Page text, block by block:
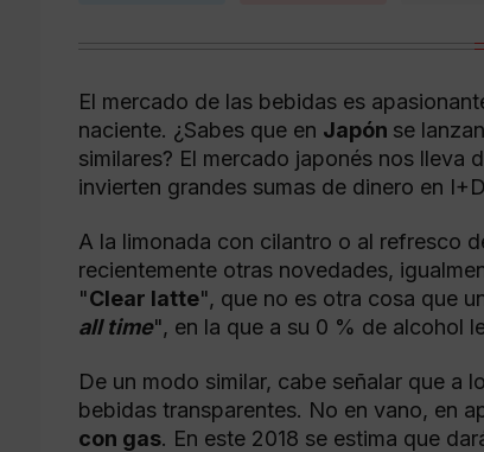
El mercado de las bebidas es
naciente. ¿Sabes que en Japón se
similares? El mercado japonés nos lleva
invierten grandes sumas de dinero en
A la limonada con cilantro o al refresco
recientemente otras novedades,
"Clear latte", que no es otra cosa que
all time", en la que a su 0 % de alcohol
De un modo similar, cabe señalar que a
bebidas transparentes. No en vano, en
con gas. En este 2018 se estima que